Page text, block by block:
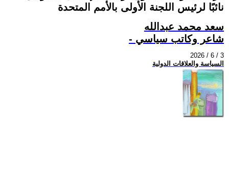
نائبًا لرئيس اللجنة الأولى بالأمم المتحدة
سعد محمد عبدالله
- شاعر وكاتب سياسي
2026 / 6 / 3
السياسة والعلاقات الدولية